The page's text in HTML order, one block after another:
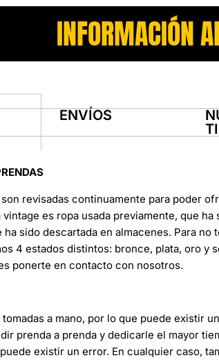
INFORMACIÓN
ENVÍOS
revisadas continuamente para poder
es ropa usada previamente, que
ha sido descartada en almacenes. Para
4 estados distintos: bronce, plata, oro y
ponerte en contacto con nosotros.
tomadas a mano, por lo que puede existir
prenda a prenda y dedicarle el mayor
existir un error. En cualquier caso,